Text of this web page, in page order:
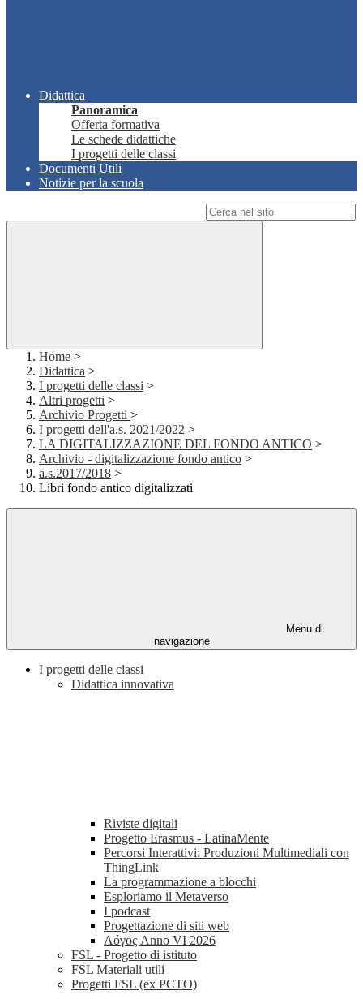
Didattica
Panoramica
Offerta formativa
Le schede didattiche
I progetti delle classi
Documenti Utili
Notizie per la scuola
Home >
Didattica >
I progetti delle classi >
Altri progetti >
Archivio Progetti >
I progetti dell'a.s. 2021/2022 >
LA DIGITALIZZAZIONE DEL FONDO ANTICO >
Archivio - digitalizzazione fondo antico >
a.s.2017/2018 >
Libri fondo antico digitalizzati
Menu di
navigazione
I progetti delle classi
Didattica innovativa
Riviste digitali
Progetto Erasmus - LatinaMente
Percorsi Interattivi: Produzioni Multimediali con
ThingLink
La programmazione a blocchi
Esploriamo il Metaverso
I podcast
Progettazione di siti web
Λóγος Anno VI 2026
FSL - Progetto di istituto
FSL Materiali utili
Progetti FSL (ex PCTO)